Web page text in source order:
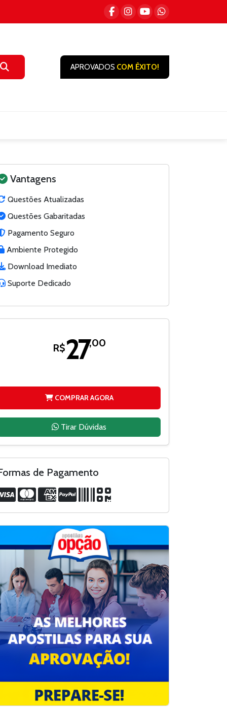
APROVADOS COM ÊXITO!
Vantagens
Questões Atualizadas
Questões Gabaritadas
Pagamento Seguro
Ambiente Protegido
Download Imediato
Suporte Dedicado
R$27,00
COMPRAR AGORA
Tirar Dúvidas
de Pagamento